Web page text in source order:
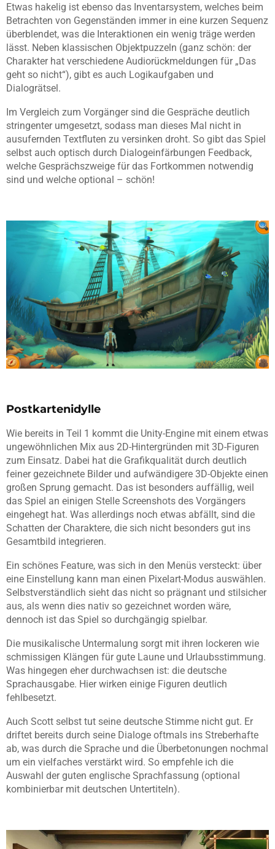
Etwas hakelig ist ebenso das Inventarsystem, welches beim
Betrachten von Gegenständen immer in eine kurzen Sequenz
überblendet, was die Interaktionen ein wenig träge werden
lässt. Neben klassischen Objektpuzzeln (ganz schön: der
Charakter hat verschiedene Audiorückmeldungen für „Das
geht so nicht“), gibt es auch Logikaufgaben und
Dialogrätsel.
Im Vergleich zum Vorgänger sind die Gespräche deutlich
stringenter umgesetzt, sodass man dieses Mal nicht in
ausufernden Textfluten zu versinken droht. So gibt das Spiel
selbst auch optisch durch Dialogeinfärbungen Feedback,
welche Gesprächszweige für das Fortkommen notwendig
sind und welche optional – schön!
Postkartenidylle
Wie bereits in Teil 1 kommt die Unity-Engine mit einem etwas
ungewöhnlichen Mix aus 2D-Hintergründen mit 3D-Figuren
zum Einsatz. Dabei hat die Grafikqualität durch deutlich
feiner gezeichnete Bilder und aufwändigere 3D-Objekte einen
großen Sprung gemacht. Das ist besonders auffällig, weil
das Spiel an einigen Stelle Screenshots des Vorgängers
eingehegt hat. Was allerdings noch etwas abfällt, sind die
Schatten der Charaktere, die sich nicht besonders gut ins
Gesamtbild integrieren.
Ein schönes Feature, was sich in den Menüs versteckt: über
eine Einstellung kann man einen Pixelart-Modus auswählen.
Selbstverständlich sieht das nicht so prägnant und stilsicher
aus, als wenn dies nativ so gezeichnet worden wäre,
dennoch ist das Spiel so durchgängig spielbar.
Die musikalische Untermalung sorgt mit ihren lockeren wie
schmissigen Klängen für gute Laune und Urlaubsstimmung.
Was hingegen eher durchwachsen ist: die deutsche
Sprachausgabe. Hier wirken einige Figuren deutlich
fehlbesetzt.
Auch Scott selbst tut seine deutsche Stimme nicht gut. Er
driftet bereits durch seine Dialoge oftmals ins Streberhafte
ab, was durch die Sprache und die Überbetonungen nochmal
um ein vielfaches verstärkt wird. So empfehle ich die
Auswahl der guten englische Sprachfassung (optional
kombinierbar mit deutschen Untertiteln).